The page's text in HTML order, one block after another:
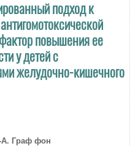
подход к
повышения ее
у детей с
желудочно-кишечного
А. Граф фон